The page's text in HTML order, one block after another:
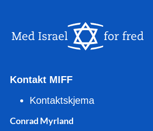
Kontakt MIFF
Kontaktskjema
Conrad Myrland